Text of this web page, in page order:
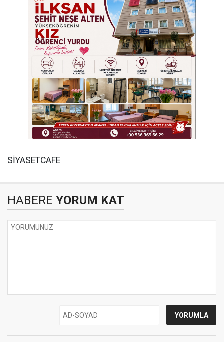
SİYASETCAFE
HABERE YORUM KAT